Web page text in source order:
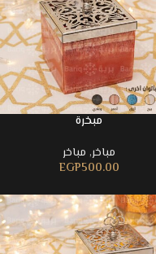
مبخرة
مباخر, مباخر
EGP500.00